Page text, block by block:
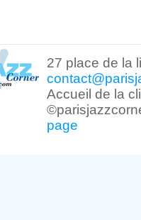
27 place de la
Accueil de la
page